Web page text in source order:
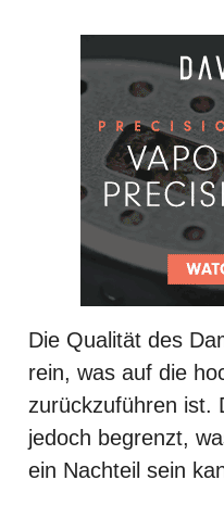
Die Qualität des
rein, was auf die
zurückzuführen ist.
jedoch begrenzt,
ein Nachteil sein